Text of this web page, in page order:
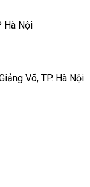
Hà Nội
Võ, TP. Hà Nội